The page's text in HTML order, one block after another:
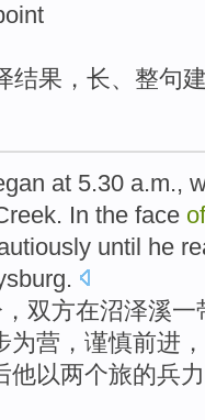
结果，长、整句
at 5.30 a.m.,
. In the face of
until he
.
，双方在沼泽溪一
营， 谨慎前进，
他以两个旅的兵